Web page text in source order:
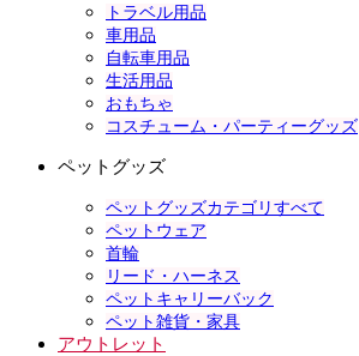
トラベル用品
車用品
自転車用品
生活用品
おもちゃ
コスチューム・パーティーグッズ
ペットグッズ
ペットグッズカテゴリすべて
ペットウェア
首輪
リード・ハーネス
ペットキャリーバック
ペット雑貨・家具
アウトレット